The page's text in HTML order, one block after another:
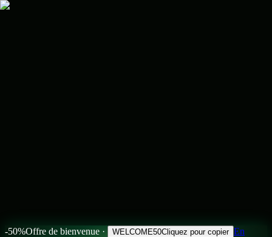
-50%Offre de bienvenue · WELCOME50Cliquez pour copier En